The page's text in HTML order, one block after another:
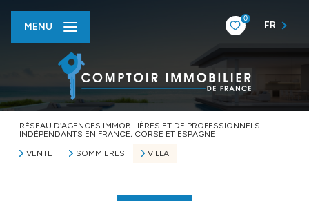
0
FR
MENU
RÉSEAU D’AGENCES IMMOBILIÈRES ET DE PROFESSIONNELS
INDÉPENDANTS EN FRANCE, CORSE ET ESPAGNE
VENTE
SOMMIERES VILLA